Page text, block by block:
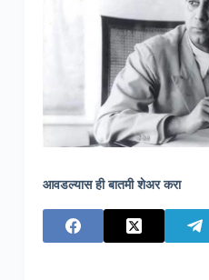
आवडल्यास ही बातमी शेअर करा